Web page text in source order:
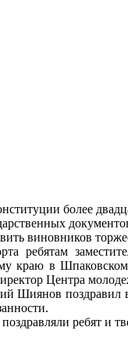
более
виновников
ребятам
краю в Шпаковском
Центра
Шиянов
ребят и